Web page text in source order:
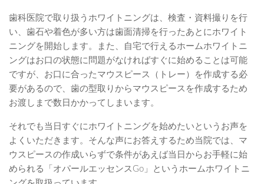
歯科医院で取り扱うホワイトニングは、検査・資料撮りを行
い、歯石や着色が多い方は歯面清掃を行ったあとにホワイト
ニングを開始します。また、自宅で行えるホームホワイトニ
ングはお口の状態に問題がなければすぐに始めることは可能
ですが、お口に合ったマウスピース（トレー）を作成する必
要があるので、歯の型取りからマウスピースを作成するため
お渡しまで数日かかってしまいます。
それでも当日すぐにホワイトニングを始めたいというお声を
よくいただきます。そんな声にお答えするため当院では、マ
ウスピースの作成いらずで条件があえば当日からお手軽に始
められる「オパールエッセンスGo」というホームホワイトニ